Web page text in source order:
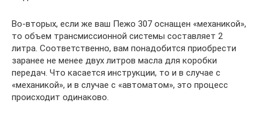
Во-вторых, если же ваш Пежо 307 оснащен «механикой»,
то объем трансмиссионной системы составляет 2
литра. Соответственно, вам понадобится приобрести
заранее не менее двух литров масла для коробки
передач. Что касается инструкции, то и в случае с
«механикой», и в случае с «автоматом», это процесс
происходит одинаково.